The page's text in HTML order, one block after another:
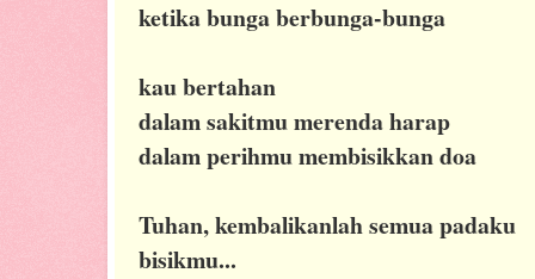
ketika bunga berbunga-bunga
kau bertahan
dalam sakitmu merenda harap
dalam perihmu membisikkan doa
Tuhan, kembalikanlah semua padaku
bisikmu...